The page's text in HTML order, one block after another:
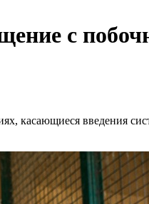
с
касающиеся введения